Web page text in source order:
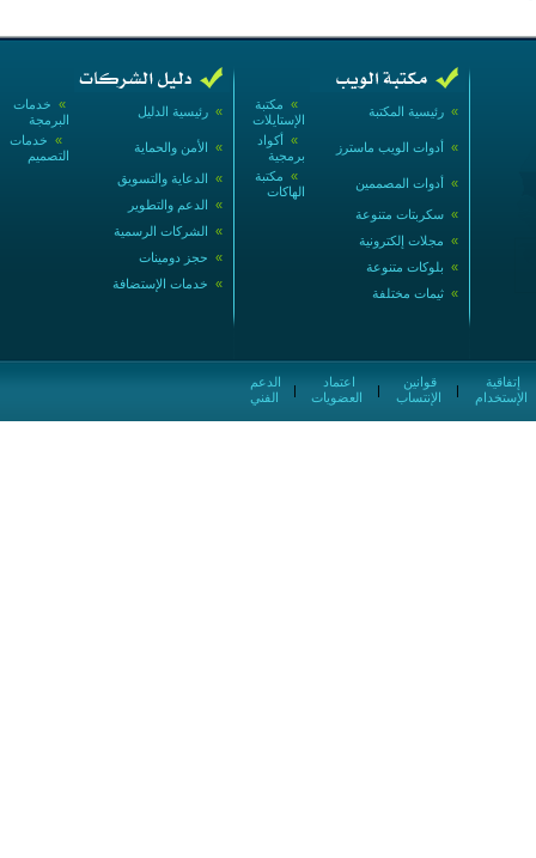
» خدمات
البرمجة
» رئيسية الدليل
» خدمات
التصميم
» الأمن والحماية
» الدعاية والتسويق
» الدعم والتطوير
» الشركات الرسمية
» حجز دومينات
» خدمات الإستضافة
» مكتبة
الإستايلات
» رئيسية المكتبة
» أكواد
برمجية
» أدوات الويب ماسترز
» مكتبة
الهاكات
» أدوات المصممين
» سكربتات متنوعة
» مجلات إلكترونية
» بلوكات متنوعة
» ثيمات مختلفة
الفني
|
العضويات
|
الإنتساب
|
الإستخدام